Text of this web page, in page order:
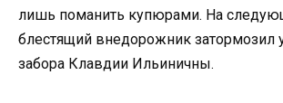
лишь поманить купюрами. На
блестящий внедорожник затормозил
забора Клавдии Ильиничны.